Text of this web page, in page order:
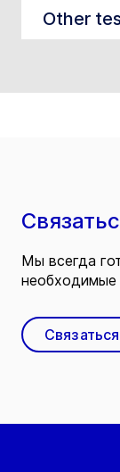
Other
Мы всегда
необходимые